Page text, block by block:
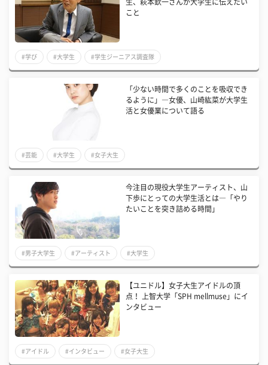
生、萩本欽一さんが大学生に伝えたい
こと
#学び #大学生 #学生ジーニアス調査隊
​「少ない時間で多くのことを吸収でき
るように」―女優、山崎紘菜が大学生
活と女優業について語る
#芸能 #大学生 #女子大生
今注目の現役大学生アーティスト、山
下歩にとっての大学生活とは―「やり
たいことを突き詰める時間」
#男子大学生 #アーティスト #大学生
【ユニドル】女子大生アイドルの頂
点！ 上智大学「SPH mellmuse」にイ
ンタビュー
#アイドル #インタビュー #女子大生